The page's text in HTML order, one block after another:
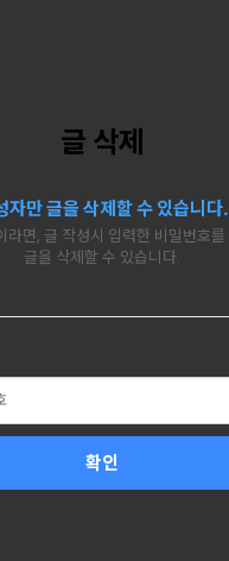
글 삭제
자만 글을 삭제할 수 있습니다.
라면, 글 작성시 입력한 비밀번호
글을 삭제할 수 있습니다.